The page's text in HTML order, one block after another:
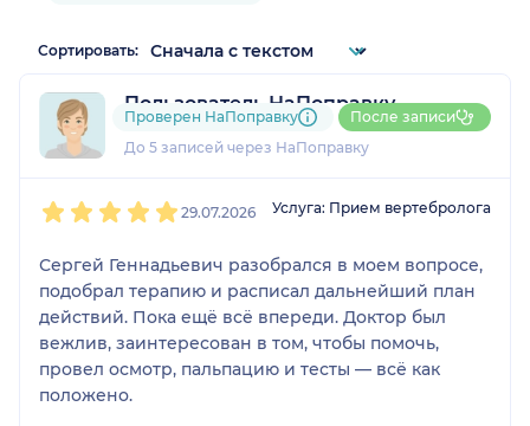
Сортировать:
Пользователь НаПоправку
1 отзыв
До 5 записей через НаПоправку
Проверен НаПоправку После записи
29.07.2026 Услуга: Прием вертебролога
Сергей Геннадьевич разобрался в моем вопросе,
подобрал терапию и расписал дальнейший план
действий. Пока ещё всё впереди. Доктор был
вежлив, заинтересован в том, чтобы помочь,
провел осмотр, пальпацию и тесты — всё как
положено.